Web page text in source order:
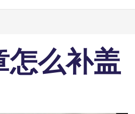
么补盖